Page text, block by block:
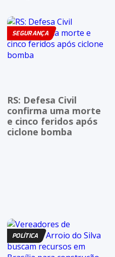
SEGURANÇA
RS: Defesa Civil
confirma uma morte
e cinco feridos após
ciclone bomba
POLÍTICA